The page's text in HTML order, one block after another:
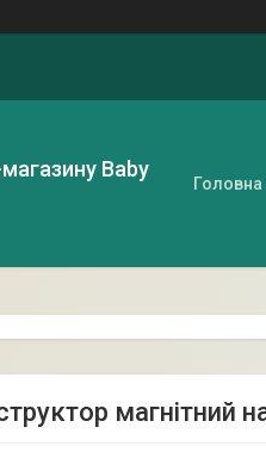
Baby
Головна
магнітний